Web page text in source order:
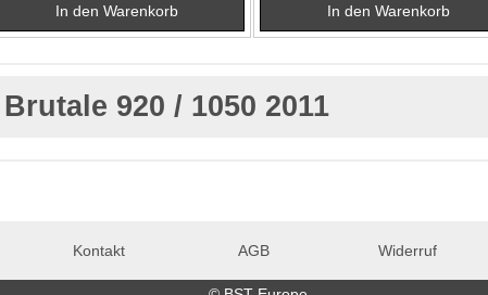
Brutale 920 / 1050 2011
Kontakt AGB Widerruf